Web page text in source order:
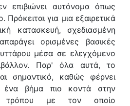
επιβιώνει αυτόνομα όπως
για μια εξαιρετικά
κατασκευή, σχεδιασμένη
ορισμένες βασικές
μέσα σε ελεγχόμενο
Παρ' όλα αυτά, το
σημαντικό, καθώς φέρνει
ένα βήμα πιο κοντά στην
τρόπου με τον οποίο